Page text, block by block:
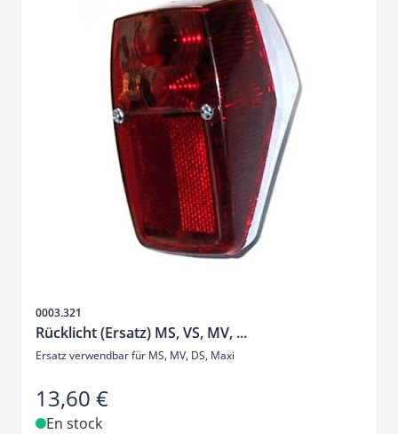
SKU
0003.321
Rücklicht (Ersatz) MS, VS, MV, ...
Ersatz verwendbar für MS, MV, DS, Maxi
13,60 €
En stock